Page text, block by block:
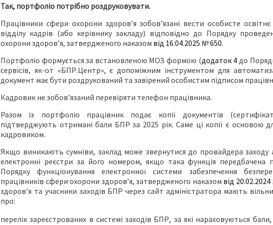
Так, портфоліо потрібно роздруковувати.
Працівники сфери охорони здоров’я зобов’язані вести особисте
відділу кадрів (або керівнику закладу) відповідно до Порядку
охорони здоров’я, затвердженого наказом від 16.04.2025 № 650.
Портфоліо формується за встановленою МОЗ формою (додаток 4 до
сервісів, як-от «БПР.Центр», є допоміжним інструментом для
документ має бути роздрукований та завірений особистим підписом
Кадровик не зобов’язаний перевіряти телефон працівника.
Разом із портфоліо працівник подає копії документів
підтверджують отримані бали БПР за 2025 рік. Саме ці копії є основою
кадровиком.
Якщо виникають сумніви, заклад може звернутися до провайдера заходу
електронні реєстри за його номером, якщо така функція передбачена
Порядку функціонування електронної системи забезпечення
працівників сфери охорони здоров’я, затвердженого наказом від
здоров’я та учасники заходів БПР через сайт адміністратора мають
про:
перелік зареєстрованих в системі заходів БПР, за які нараховуються